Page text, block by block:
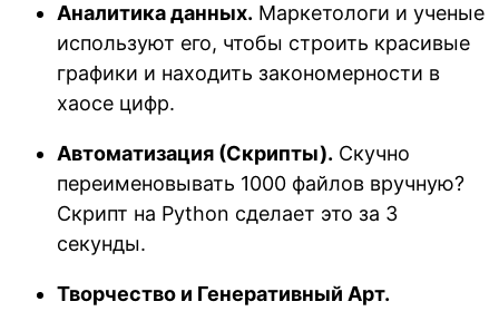
Аналитика данных. Маркетологи и ученые
используют его, чтобы строить красивые
графики и находить закономерности в
хаосе цифр.
Автоматизация (Скрипты). Скучно
переименовывать 1000 файлов вручную?
Скрипт на Python сделает это за 3
секунды.
Творчество и Генеративный Арт.